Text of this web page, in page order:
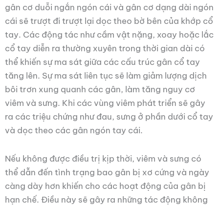
gân cơ duỗi ngắn ngón cái và gân cơ dạng dài ngón
cái sẽ trượt đi trượt lại dọc theo bờ bên của khớp cổ
tay. Các động tác như cầm vật nặng, xoay hoặc lắc
cổ tay diễn ra thường xuyên trong thời gian dài có
thể khiến sự ma sát giữa các cấu trúc gân cổ tay
tăng lên. Sự ma sát liên tục sẽ làm giảm lượng dịch
bôi trơn xung quanh các gân, làm tăng nguy cơ
viêm và sưng. Khi các vùng viêm phát triển sẽ gây
ra các triệu chứng như đau, sưng ở phần dưới cổ tay
và dọc theo các gân ngón tay cái.
Nếu không được điều trị kịp thời, viêm và sưng có
thể dẫn đến tình trạng bao gân bị xơ cứng và ngày
càng dày hơn khiến cho các hoạt động của gân bị
hạn chế. Điều này sẽ gây ra những tác động không